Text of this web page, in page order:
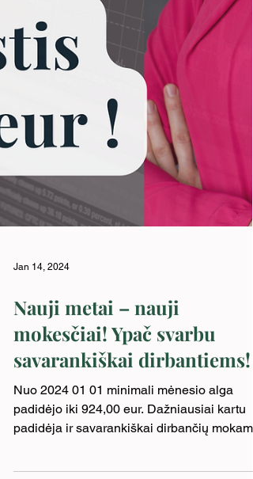
Jan 14, 2024
Nauji metai – nauji
mokesčiai! Ypač svarbu
savarankiškai dirbantiems!
Nuo 2024 01 01 minimali mėnesio alga
padidėjo iki 924,00 eur. Dažniausiai kartu